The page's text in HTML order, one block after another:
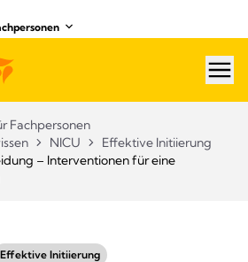
Fachpersonen
NICU
Effektive Initiierung
– Interventionen für eine
Effektive Initiierung